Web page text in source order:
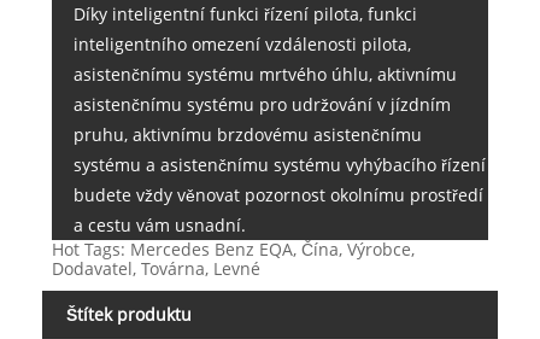
Díky inteligentní funkci řízení pilota, funkci
inteligentního omezení vzdálenosti pilota,
asistenčnímu systému mrtvého úhlu, aktivnímu
asistenčnímu systému pro udržování v jízdním
pruhu, aktivnímu brzdovému asistenčnímu
systému a asistenčnímu systému vyhýbacího řízení
budete vždy věnovat pozornost okolnímu prostředí
a cestu vám usnadní.
Hot Tags: Mercedes Benz EQA, Čína, Výrobce,
Dodavatel, Továrna, Levné
Štítek produktu